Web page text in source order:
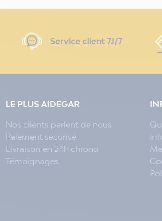
Service client 7J/7
LE PLUS AIDEGAR
Nos clients parlent de nous
Paiement securisé
Livraison en 24h chrono
Témoignages